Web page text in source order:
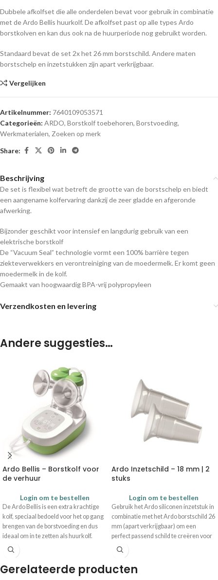
Dubbele afkolfset die alle onderdelen bevat voor gebruik in combinatie
met de Ardo Bellis huurkolf. De afkolfset past op alle types Ardo
borstkolven en kan dus ook na de huurperiode nog gebruikt worden.
Standaard bevat de set 2x het 26 mm borstschild. Andere maten
borstschelp en inzetstukken zijn apart verkrijgbaar.
Vergelijken
Artikelnummer: 7640109053571
Categorieën: ARDO, Borstkolf toebehoren, Borstvoeding,
Werkmaterialen, Zoeken op merk
Share:
Beschrijving
De set is flexibel wat betreft de grootte van de borstschelp en biedt
een aangename kolfervaring dankzij de zeer gladde en afgeronde
afwerking.
Bijzonder geschikt voor intensief en langdurig gebruik van een
elektrische borstkolf
De “Vacuum Seal” technologie vormt een 100% barrière tegen
ziekteverwekkers en verontreiniging van de moedermelk. Er komt geen
moedermelk in de kolf.
Gemaakt van hoogwaardig BPA-vrij polypropyleen
Verzendkosten en levering
Andere suggesties…
Ardo Bellis – Borstkolf voor
de verhuur
Login om te bestellen
De Ardo Bellis is een extra krachtige
kolf, speciaal bedoeld voor het op gang
brengen van de borstvoeding en dus
ideaal om in te zetten als huurkolf.
Inhoud
Ardo Bellis borstkolf
Voedingsadapter met USB-kabel
Geïntegreerde flessenhouder
Ardo Inzetschild – 18 mm | 2
stuks
Login om te bestellen
Gebruik het Ardo siliconen inzetstuk in
combinatie met het Ardo borstschild 26
mm (apart verkrijgbaar) om een
perfect passend schild te creëren voor
de Ardo borstkolf.
Gerelateerde producten